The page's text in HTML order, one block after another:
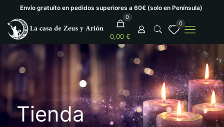
Envío gratuíto en pedidos superiores a 60€ (solo en Península)
0
0,00 €
0
Tienda